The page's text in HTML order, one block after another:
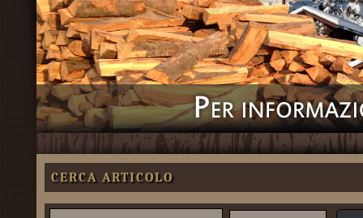
CERCA ARTICOLO